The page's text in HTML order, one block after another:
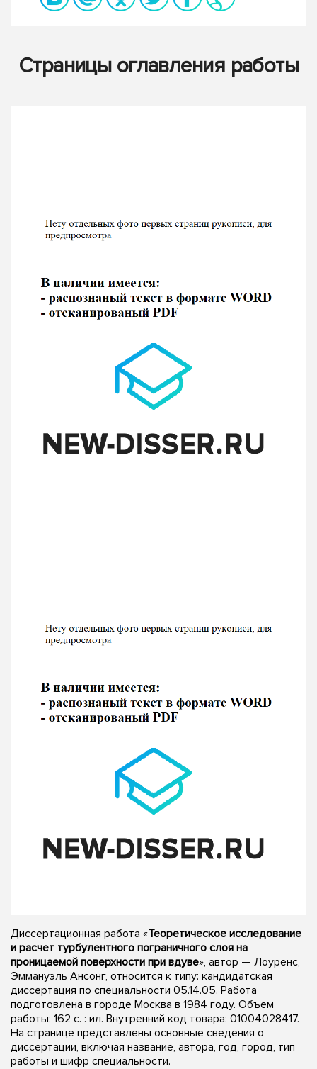
Страницы оглавления работы
Диссертационная работа «Теоретическое исследование
и расчет турбулентного пограничного слоя на
проницаемой поверхности при вдуве», автор — Лоуренс,
Эммануэль Ансонг, относится к типу: кандидатская
диссертация по специальности 05.14.05. Работа
подготовлена в городе Москва в 1984 году. Объем
работы: 162 c. : ил. Внутренний код товара: 01004028417.
На странице представлены основные сведения о
диссертации, включая название, автора, год, город, тип
работы и шифр специальности.